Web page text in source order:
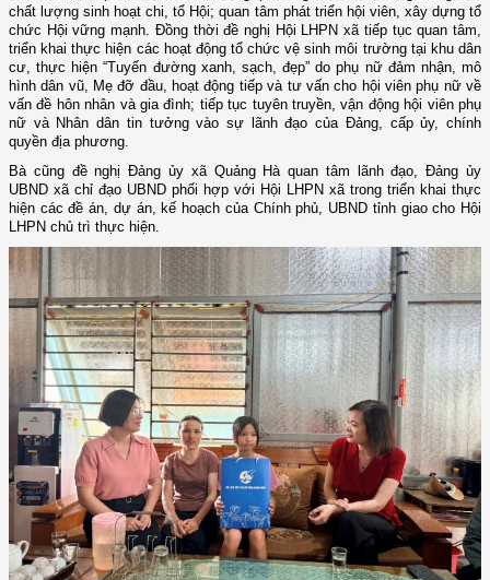
chất lượng sinh hoạt chi, tổ Hội; quan tâm phát triển hội viên, xây dựng tổ
chức Hội vững mạnh. Đồng thời đề nghị Hội LHPNxã tiếp tục quan tâm,
triển khai thực hiện các hoạt động tổ chức vệ sinh môi trường tại khu dân
cư, thực hiện “Tuyến đường xanh, sạch, đẹp” do phụ nữ đảm nhận, mô
hình dân vũ, Mẹ đỡ đầu,
hoạt động tiếp và tư vấncho hội viên phụ nữ về
vấn đề hôn nhân và gia đình; tiếp tục tuyên truyền, vận động hội viên phụ
nữ và Nhân dân tin tưởng vào sự lãnh đạo của Đảng, cấp ủy,chính
quyền địa phương
Bà cũng đề nghịĐảng ủy xã Quảng Hà quan tâm lãnh đạo
Đảng ủy
UBND xã chỉ đạo UBND phối hợp với Hội LHPN xã trong triển khai thực
hiện các đề án, dự án, kế hoạch của Chính phủ, UBND tỉnh giao cho Hội
LHPN chủ trì thực hiện.